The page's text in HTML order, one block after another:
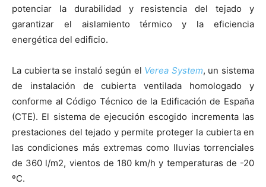
potenciar la durabilidad y resistencia del tejado y
garantizar el aislamiento térmico y la eficiencia
energética del edificio.
La cubierta se instaló según el Verea System, un sistema
de instalación de cubierta ventilada homologado y
conforme al Código Técnico de la Edificación de España
(CTE). El sistema de ejecución escogido incrementa las
prestaciones del tejado y permite proteger la cubierta en
las condiciones más extremas como lluvias torrenciales
de 360 l/m2, vientos de 180 km/h y temperaturas de -20
ºC.